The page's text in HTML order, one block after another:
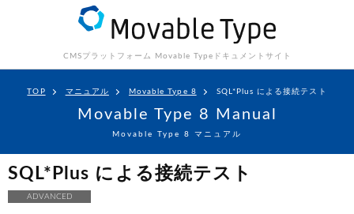
CMSプラットフォーム Movable Type ドキュメントサイト
TOP マニュアル Movable Type 8 SQL*Plus による接続テスト
Movable Type 8 Manual
Movable Type 8 マニュアル
SQL*Plus による接続テスト
ADVANCED